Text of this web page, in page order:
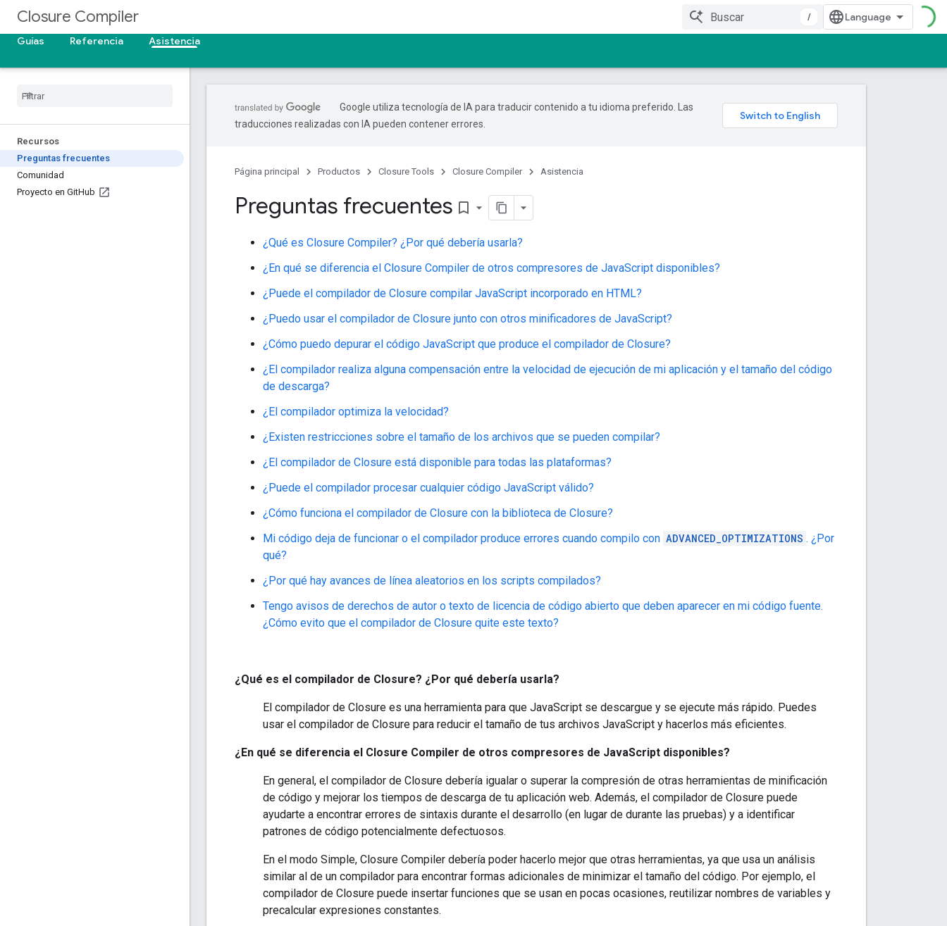
Closure Compiler
/
Guías
Referencia Asistencia
Recursos
Preguntas frecuentes
Comunidad
Proyecto en GitHub
Google utiliza tecnología de IA para traducir contenido a tu idioma preferido. Las
traducciones realizadas con IA pueden contener errores.
Página principal Productos Closure Tools Closure Compiler Asistencia
Preguntas frecuentes bookmark_border
¿Qué es Closure Compiler? ¿Por qué debería usarla?
¿En qué se diferencia el Closure Compiler de otros compresores de JavaScript disponibles?
¿Puede el compilador de Closure compilar JavaScript incorporado en HTML?
¿Puedo usar el compilador de Closure junto con otros minificadores de JavaScript?
¿Cómo puedo depurar el código JavaScript que produce el compilador de Closure?
¿El compilador realiza alguna compensación entre la velocidad de ejecución de mi aplicación y el tamaño del código
de descarga?
¿El compilador optimiza la velocidad?
¿Existen restricciones sobre el tamaño de los archivos que se pueden compilar?
¿El compilador de Closure está disponible para todas las plataformas?
¿Puede el compilador procesar cualquier código JavaScript válido?
¿Cómo funciona el compilador de Closure con la biblioteca de Closure?
Mi código deja de funcionar o el compilador produce errores cuando compilo con ADVANCED_OPTIMIZATIONS . ¿Por
qué?
¿Por qué hay avances de línea aleatorios en los scripts compilados?
Tengo avisos de derechos de autor o texto de licencia de código abierto que deben aparecer en mi código fuente.
¿Cómo evito que el compilador de Closure quite este texto?
¿Qué es el compilador de Closure? ¿Por qué debería usarla?
El compilador de Closure es una herramienta para que JavaScript se descargue y se ejecute más rápido. Puedes
usar el compilador de Closure para reducir el tamaño de tus archivos JavaScript y hacerlos más eficientes.
¿En qué se diferencia el Closure Compiler de otros compresores de JavaScript disponibles?
En general, el compilador de Closure debería igualar o superar la compresión de otras herramientas de minificación
de código y mejorar los tiempos de descarga de tu aplicación web. Además, el compilador de Closure puede
ayudarte a encontrar errores de sintaxis durante el desarrollo (en lugar de durante las pruebas) y a identificar
patrones de código potencialmente defectuosos.
En el modo Simple, Closure Compiler debería poder hacerlo mejor que otras herramientas, ya que usa un análisis
similar al de un compilador para encontrar formas adicionales de minimizar el tamaño del código. Por ejemplo, el
compilador de Closure puede insertar funciones que se usan en pocas ocasiones, reutilizar nombres de variables y
precalcular expresiones constantes.